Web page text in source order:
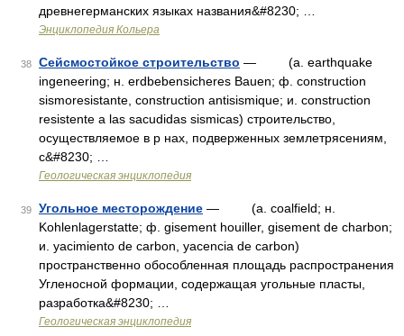
древнегерманских языках названия&#8230; …
Энциклопедия Кольера
38 Сейсмостойкое строительство — (a. earthquake
ingeneering; н. erdbebensicheres Bauen; ф. construction
sismoresistante, construction antisismique; и. construction
resistente a las sacudidas sismicas) строительство,
осуществляемое в p нах, подверженных землетрясениям,
c&#8230; …
Геологическая энциклопедия
39 Угольное месторождение — (a. coalfield; н.
Kohlenlagerstatte; ф. gisement houiller, gisement de charbon;
и. yacimiento de carbon, yacencia de carbon)
пространственно обособленная площадь распространения
Угленосной формации, содержащая угольные пласты,
разработка&#8230; …
Геологическая энциклопедия